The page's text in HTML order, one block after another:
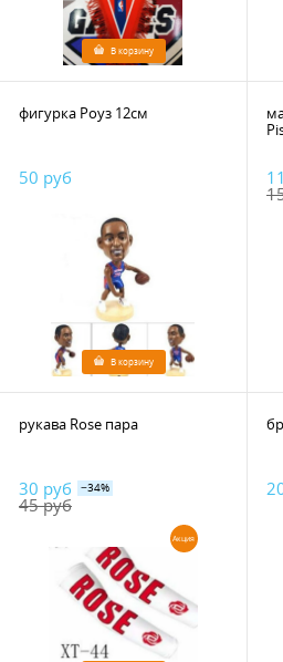
В корзину
фигурка Роуз 12см
50 руб
В корзину
рукава Rose пара
30 руб
45 руб
−34%
Акция